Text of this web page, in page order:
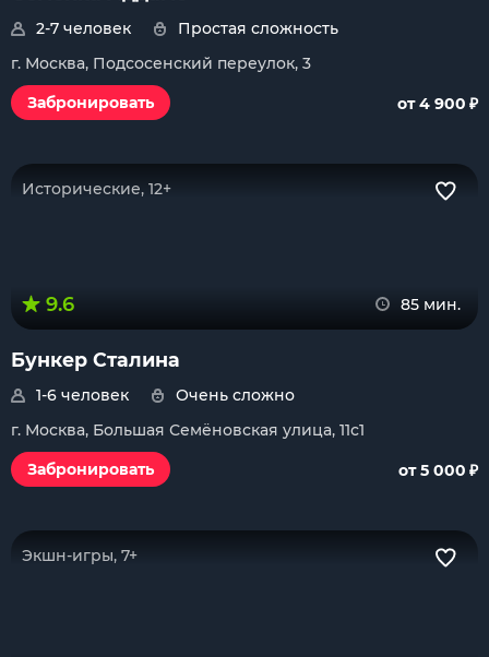
2-7 человек
Простая сложность
г. Москва, Подсосенский переулок, 3
Забронировать
от 4 900 ₽
Исторические, 12+
9.6 85 мин.
Бункер Сталина
1-6 человек
Очень сложно
г. Москва, Большая Семёновская улица, 11с1
Забронировать
от 5 000 ₽
Экшн-игры, 7+